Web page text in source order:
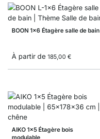
BOON 1x6 Étagère salle de bain
À partir de 185,00 €
AIKO 1x5 Étagère bois
modulable